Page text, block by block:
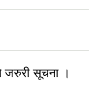
जरुरी सूचना ।